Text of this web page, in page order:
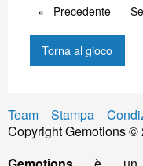
Precedente
Torna al gioco
Team Stampa
Copyright Gemotions ©